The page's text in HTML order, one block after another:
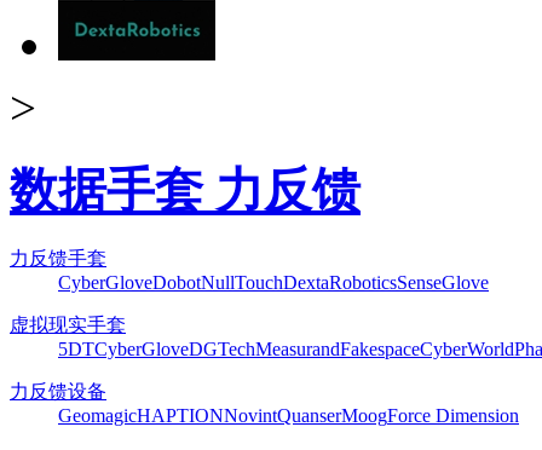
>
数据手套 力反馈
力反馈手套
CyberGloveDobotNullTouchDextaRoboticsSenseGlove
虚拟现实手套
5DTCyberGloveDGTechMeasurandFakespaceCyberWorld
力反馈设备
GeomagicHAPTIONNovintQuanserMoogForce Dimension